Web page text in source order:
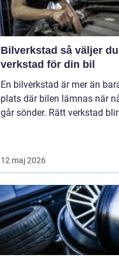
Bilverkstad så väljer du rätt
verkstad för din bil
En bilverkstad är mer än
plats där bilen lämnas när
går sönder. Rätt verkstad
12 maj 2026